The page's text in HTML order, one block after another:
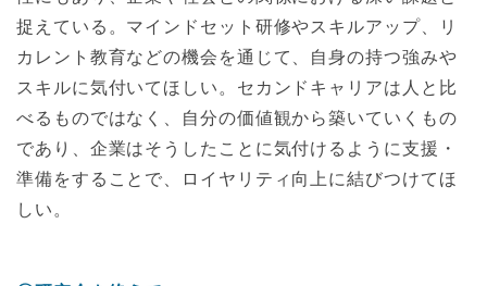
捉えている。マインドセット研修やスキルアップ、リ
カレント教育などの機会を通じて、自身の持つ強みや
スキルに気付いてほしい。セカンドキャリアは人と比
べるものではなく、自分の価値観から築いていくもの
であり、企業はそうしたことに気付けるように支援・
準備をすることで、ロイヤリティ向上に結びつけてほ
しい。